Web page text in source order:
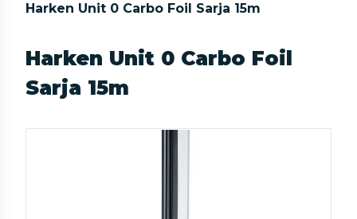
Harken Unit 0 Carbo Foil Sarja 15m
Harken Unit 0 Carbo Foil
Sarja 15m